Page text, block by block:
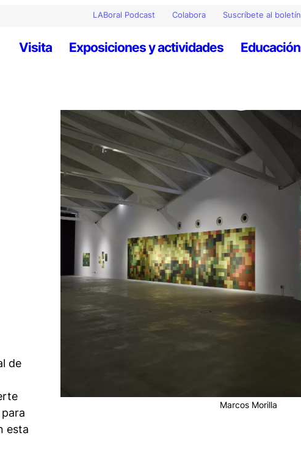
LABoral Podcast Colabora Suscríbete al boletín
Visita Exposiciones y actividades Educación
de
esta
Marcos Morilla